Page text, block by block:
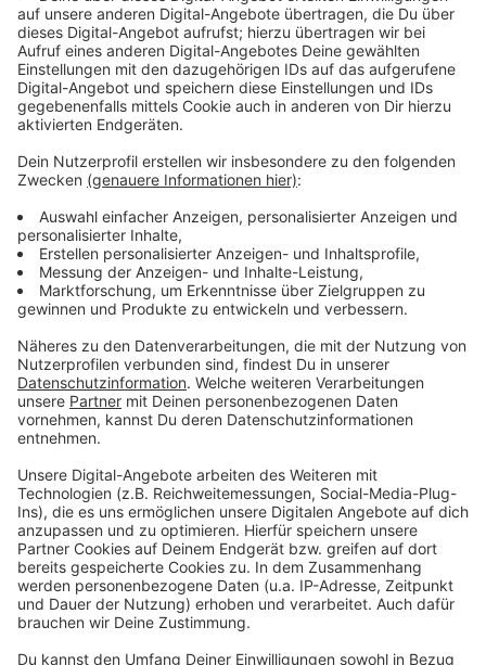
City geben soll. Die Stadtpolitiker haben jetzt in einem
ersten Schritt den Weg für die diese Pläne frei
gemacht und der Gründung einer Gesellschaft
zugestimmt, die den Kauf umsetzen soll.
Anzeige
Perspektive für Aachener-Eröffnung in
Leverkusen
Anzeige
Würde ihr das ehemalige Kaufhaus-Gebäude gehören,
hätte die Stadt mehr Handlungsspielraum, um den
gesamten Bereich langfristig zu beleben. In das
Kaufhaus soll auch bald schon neues Leben ziehen –
laufen auf Hochtouren.
Auf Anfrage von Radio Leverkusen betonte die
Werbegemeinschaft City Wiesdorf kürzlich, um die
Eröffnung der Aachener Filiale im ehemaligen Kaufhof-
Gebäude in Wiesdorf brauchen wir uns keine Sorgen
machen.